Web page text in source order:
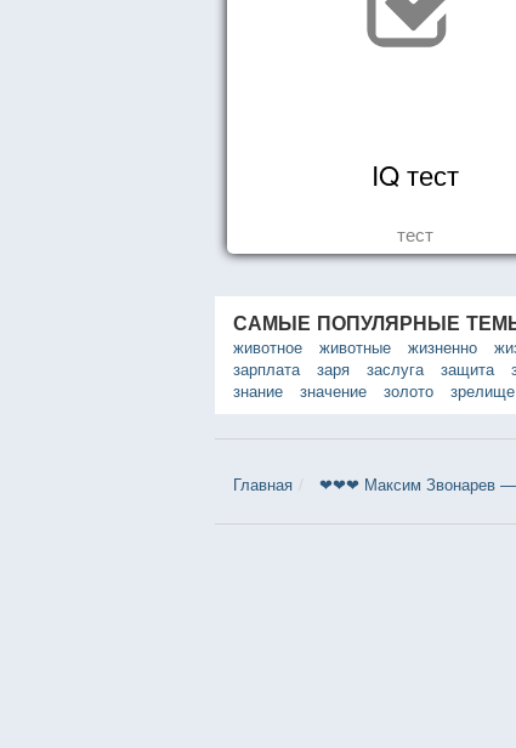
IQ тест
тест
САМЫЕ ПОПУЛЯРНЫЕ
животное
животные жизненно
зарплата
заря заслуга защита
знание
значение золото зрелище
Главная ❤❤❤ Максим Звонарев —